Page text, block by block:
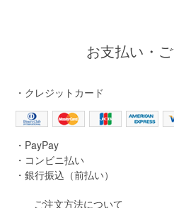
お支払い・
・クレジットカード
・PayPay
・コンビニ払い
・銀行振込（前払い）
ご注文方法について